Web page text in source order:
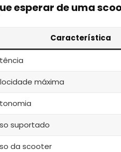
esperar de uma
Característica
máxima
suportado
da scooter